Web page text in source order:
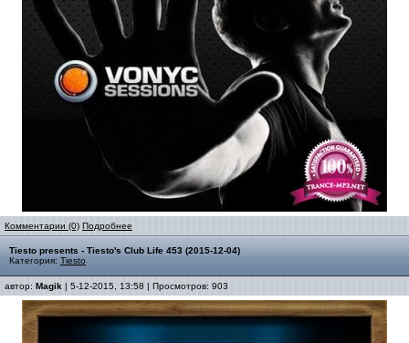
Комментарии (0) Подробнее
Tiesto presents - Tiesto's Club Life 453 (2015-12-04)
Категория: Tiesto
автор: Magik | 5-12-2015, 13:58 | Просмотров: 903